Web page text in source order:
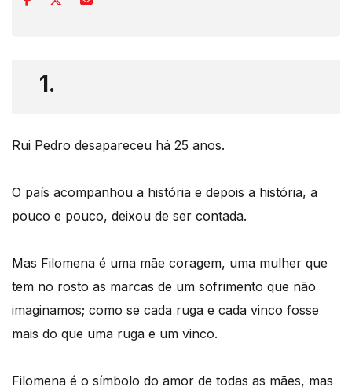
1.
Rui Pedro desapareceu há 25 anos.
O país acompanhou a história e depois a história, a
pouco e pouco, deixou de ser contada.
Mas Filomena é uma mãe coragem, uma mulher que
tem no rosto as marcas de um sofrimento que não
imaginamos; como se cada ruga e cada vinco fosse
mais do que uma ruga e um vinco.
Filomena é o símbolo do amor de todas as mães, mas